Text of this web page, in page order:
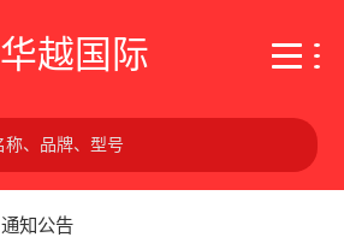
华越国际
通知公告